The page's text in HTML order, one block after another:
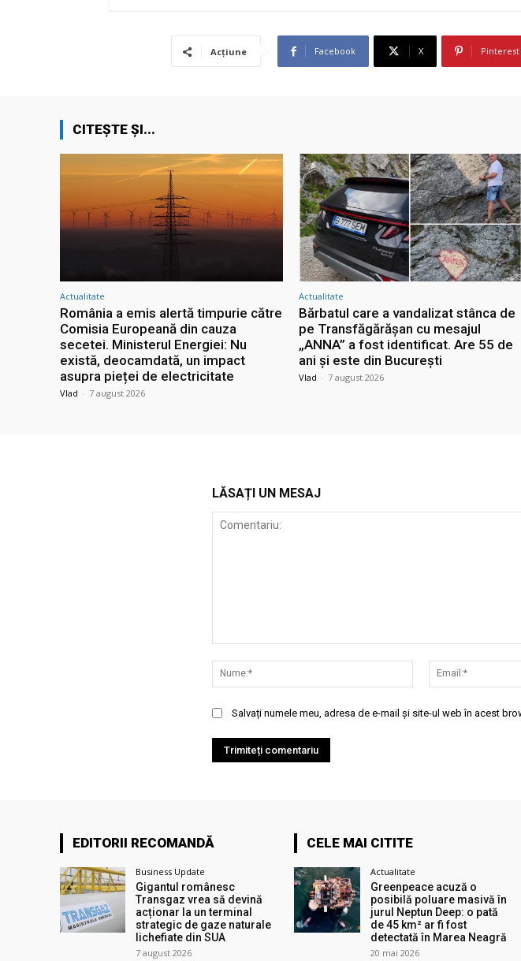
Acțiune Facebook X Pinterest
CITEȘTE ȘI...
Actualitate
România a emis alertă timpurie către
Comisia Europeană din cauza
secetei. Ministerul Energiei: Nu
există, deocamdată, un impact
asupra pieței de electricitate
Vlad - 7 august 2026
Actualitate
Bărbatul care a vandalizat stânca de
pe Transfăgărășan cu mesajul
„ANNA” a fost identificat. Are 55 de
ani și este din București
Vlad - 7 august 2026
LĂSAȚI UN MESAJ
Nume:*
Salvați numele meu, adresa de e-mail și site-ul web în acest
EDITORII RECOMANDĂ
Business Update
Gigantul românesc
Transgaz vrea să devină
acționar la un terminal
strategic de gaze naturale
lichefiate din SUA
7 august 2026
CELE MAI CITITE
Actualitate
Greenpeace acuză o
posibilă poluare masivă în
jurul Neptun Deep: o pată
de 45 km² ar fi fost
detectată în Marea Neagră
20 mai 2026